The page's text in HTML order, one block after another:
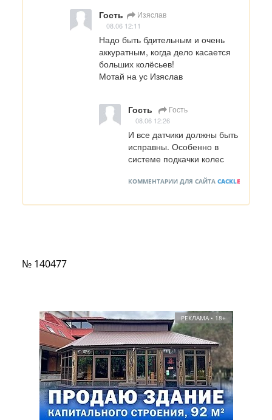
Гость Изяcлав
08.06 12:11
Надо быть бдительным и очень
аккуратным, когда дело касается
больших колёсьев!
Мотай на ус Изяслав
Гость Гость
08.06 12:26
И все датчики должны быть
исправны. Особенно в
системе подкачки колес
КОММЕНТАРИИ ДЛЯ САЙТА CACKLE
№ 140477
РЕКЛАМА • 18+